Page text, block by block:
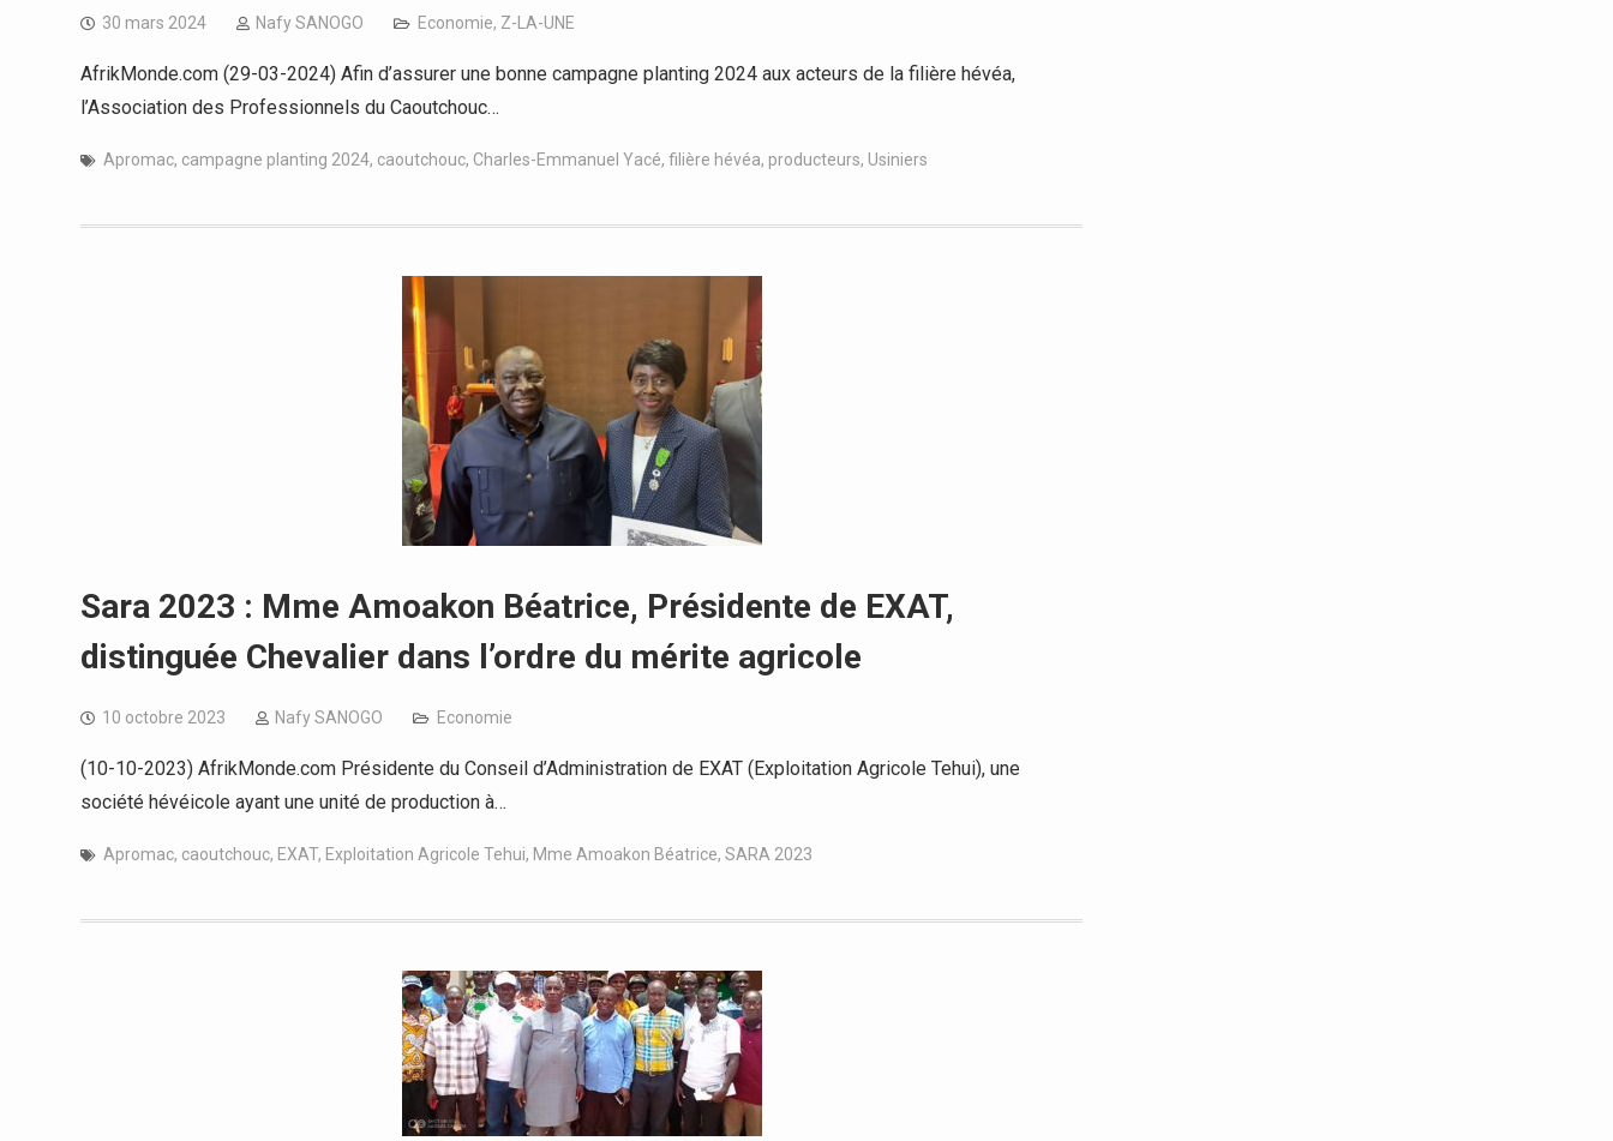
30 mars 2024 Nafy SANOGO Economie, Z-LA-UNE
AfrikMonde.com (29-03-2024) Afin d’assurer une bonne campagne planting 2024 aux acteurs de la filière hévéa,
l’Association des Professionnels du Caoutchouc…
Apromac, campagne planting 2024, caoutchouc, Charles-Emmanuel Yacé, filière hévéa, producteurs, Usiniers
Sara 2023 : Mme Amoakon Béatrice, Présidente de EXAT,
distinguée Chevalier dans l’ordre du mérite agricole
10 octobre 2023 Nafy SANOGO Economie
(10-10-2023) AfrikMonde.com Présidente du Conseil d’Administration de EXAT (Exploitation Agricole Tehui), une
société hévéicole ayant une unité de production à…
Apromac, caoutchouc, EXAT, Exploitation Agricole Tehui, Mme Amoakon Béatrice, SARA 2023